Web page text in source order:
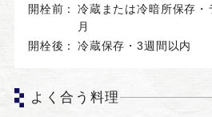
開栓前：
冷蔵または冷暗所保存・
月
開栓後：
冷蔵保存・3週間以内
よく合う料理